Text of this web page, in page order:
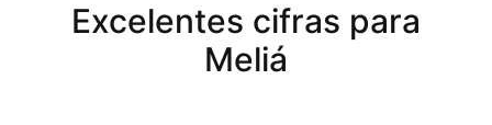
Excelentes cifras para
Meliá